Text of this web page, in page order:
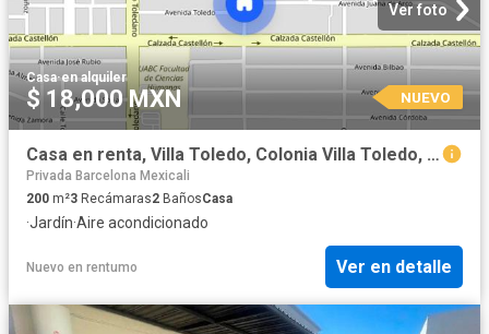
Ver foto
Casa·en alquiler
$ 18,000 MXN NUEVO
Casa en renta, Villa Toledo, Colonia Villa Toledo, C.P. 21395
Privada Barcelona Mexicali
200 m²3 Recámaras2 BañosCasa
·Jardín·Aire acondicionado
Nuevo en rentumo Ver en detalle